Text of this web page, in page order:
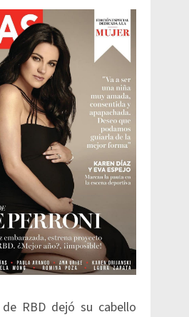
RBD dejó su cabello